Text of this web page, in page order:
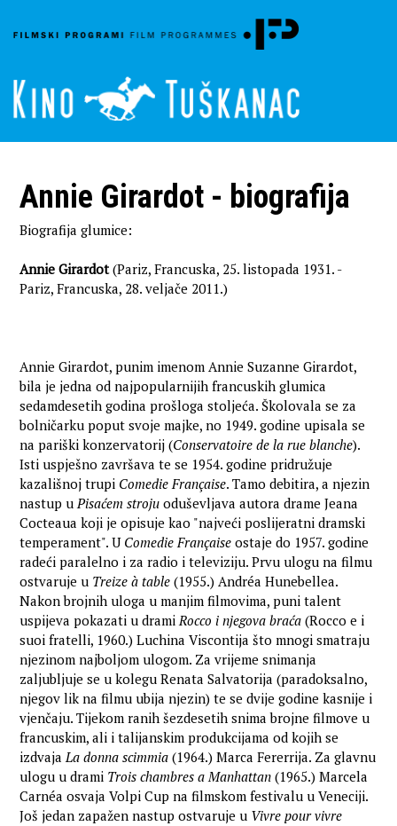
Annie Girardot - biografija
Biografija glumice:
Annie Girardot(Pariz, Francuska, 25. listopada 1931. -
Pariz, Francuska, 28. veljače 2011.)
Annie Girardot, punim imenom Annie Suzanne Girardot,
bila je jedna od najpopularnijih francuskih glumica
sedamdesetih godina prošloga stoljeća. Školovala se za
bolničarku poput svoje majke, no 1949. godine upisala se
na pariški konzervatorij (Conservatoire de la rue blanche).
Isti uspješno završava te se 1954. godine pridružuje
kazališnoj trupi Comedie Française. Tamo debitira, a njezin
nastup uPisaćem stroju oduševljava autora drame Jeana
Cocteaua koji je opisuje kao "najveći poslijeratni dramski
temperament". U Comedie Française ostaje do 1957. godine
radeći paralelno i za radio i televiziju. Prvu ulogu na filmu
ostvaruje u Treize à table (1955.) Andréa Hunebellea.
Nakon brojnih uloga u manjim filmovima, puni talent
uspijeva pokazati u dramiRocco i njegova braća (Rocco e i
suoi fratelli, 1960.) Luchina Viscontija što mnogi smatraju
njezinom najboljom ulogom. Za vrijeme snimanja
zaljubljuje se u kolegu Renata Salvatorija (paradoksalno,
njegov lik na filmu ubija njezin) te se dvije godine kasnije i
vjenčaju. Tijekom ranih šezdesetih snima brojne filmove u
francuskim, ali i talijanskim produkcijama od kojih se
izdvajaLa donna scimmia (1964.) Marca Fererrija. Za glavnu
ulogu u drami Trois chambres a Manhattan (1965.) Marcela
Carnéa osvaja Volpi Cup na filmskom festivalu u Veneciji.
Još jedan zapažen nastup ostvaruje u Vivre pour vivre